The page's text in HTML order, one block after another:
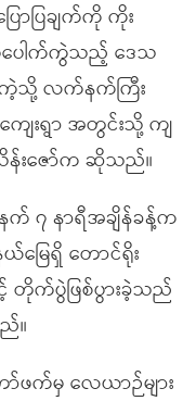
ောပြချက်ကို ကိုး
ေါက်ကွဲသည့် ဒေသ
သို့ လက်နက်ကြီး
ေးရွာ အတွင်းသို့ ကျ
န်းဇော်က ဆိုသည်။
၇ နာရီအချိန်ခန့်က
မြေရှိ တောင်ရိုး
တိုက်ပွဲဖြစ်ပွားခဲ့သည်
။
က်မှ လေယာဉ်များ